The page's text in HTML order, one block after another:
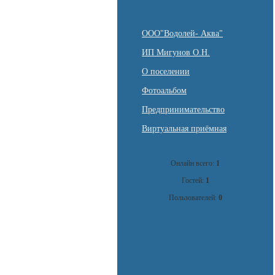
ООО"Водолей- Аква"
ИП Мигунов О.Н.
О поселении
Фотоальбом
Предпринимательство
Виртуальная приёмная
Онлайн всего: 1
Гостей: 1
Пользователей: 0